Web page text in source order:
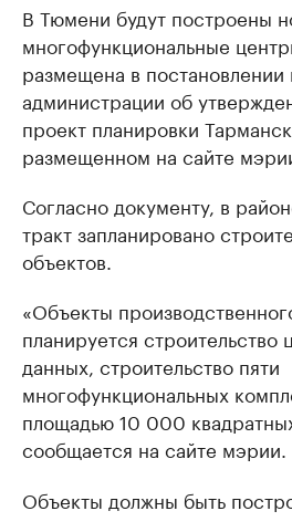
В Тюмени будут построены
многофункциональные
размещена в постановлении
администрации об
проект планировки
размещенном на сайте
Согласно документу, в
тракт запланировано
объектов.
«Объекты
планируется строительство
данных, строительство пяти
многофункциональных
площадью 10 000
сообщается на сайте мэрии.
Объекты должны быть